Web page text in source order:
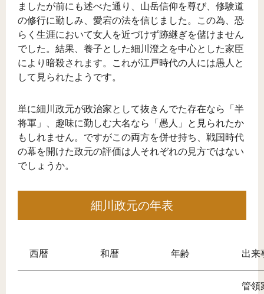
ましたが前にも述べた通り、山岳信仰を尊び、修験道
の修行に勤しみ、愛宕の法を信じました。この為、恐
らく生涯において女人を近づけず跡継ぎを儲けません
でした。結果、養子とした細川澄之を中心とした家臣
により暗殺されます。これが江戸時代の人には愚人と
して見られたようです。
単に細川政元が政治家として抜きんでた存在なら「半
将軍」、趣味に勤しむ大名なら「愚人」と見られたか
もしれません。ですがこの両方を併せ持ち、戦国時代
の幕を開けた政元の評価は人それぞれの見方ではない
でしょうか。
細川政元の年表
西暦 和暦 年齢 出来
管領